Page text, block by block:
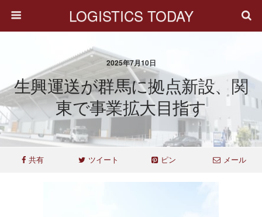
LOGISTICS TODAY
2025年7月10日
生興運送が群馬に拠点新設、関
東で事業拡大目指す
共有 ツイート ピン メール